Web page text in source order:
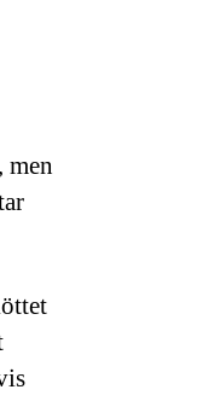
men